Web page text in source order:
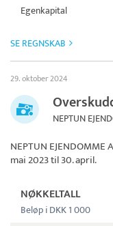
Egenkapital
SE REGNSKAB
29. oktober 2024
NEPTUN
NEPTUN EJENDOMME
mai 2023 til 30. april.
NØKKELTALL
Beløp i DKK 1 000